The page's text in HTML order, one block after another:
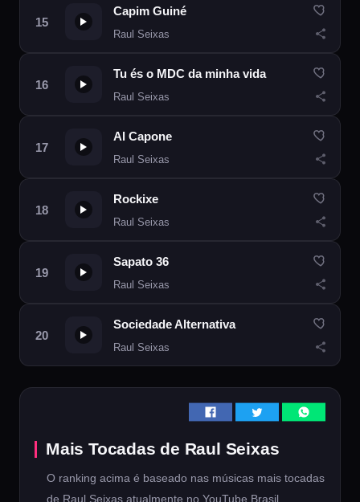
Capim Guiné
Raul Seixas
Tu és o MDC da minha vida
Raul Seixas
Al Capone
Raul Seixas
Rockixe
Raul Seixas
Sapato 36
Raul Seixas
Sociedade Alternativa
Raul Seixas
Mais Tocadas de Raul Seixas
O ranking acima é baseado nas músicas mais tocadas
de Raul Seixas atualmente no YouTube Brasil.